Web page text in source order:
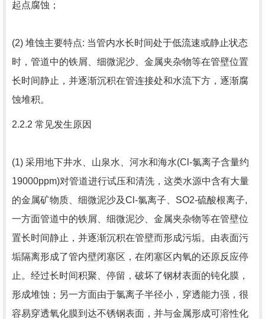
起点腐蚀；
(2) 堆蚀主要特点: 当管内水长时间处于低流速或静止状态
时，管道中的铁屑、细微泥沙、金属夹杂物等在管壁位置
长时间静止，并逐渐沉积在管连接处和水流下方，逐渐腐
蚀堆积。
2.2.2 常见发生原因
(1) 采用地下井水、山泉水、河水和海水(Cl-氯离子含量约
19000ppm)对管道进行试压和清洗，这类水源中含有大量
的金属矿物质、细微泥沙及Cl-氯离子、SO2-硫酸根离子,
一方面管道中的铁屑、细微泥沙、金属夹杂物等在管壁位
置长时间静止，并逐渐沉积在管壁而形成污垢。由表面污
垢隔离形成了管内壁闭塞区，在闭塞区内氧的还原反应停
止。经过长时间积聚、停留，破坏了钢材表面的钝化膜，
形成堆蚀；另一方面由于氯离子半径小，穿透能力强，很
容易穿透氧化膜到达不锈钢表面，并与金属形成可溶性化